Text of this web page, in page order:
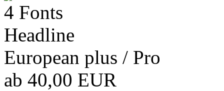
4 Fonts
Headline
European plus / Pro
ab 40,00 EUR